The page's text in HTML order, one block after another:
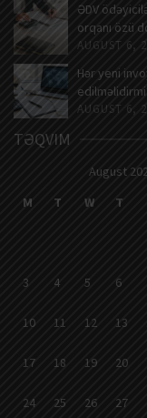
ƏDV
orqanı özü
AUGUST 6,
Hər yeni
AUGUST 6,
TƏQVIM
August
M
T W T
3 4 5 6
10 11 12 13
17 18 19 20
24 25 26 27